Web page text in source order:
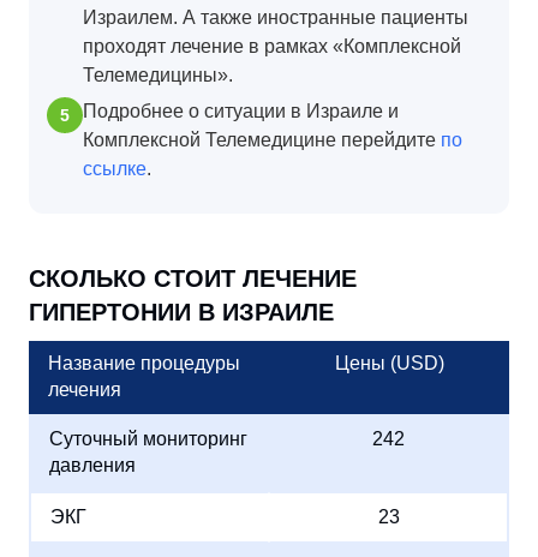
Израилем. А также иностранные пациенты
проходят лечение в рамках «Комплексной
Телемедицины».
Подробнее о ситуации в Израиле и
Комплексной Телемедицине перейдите по
ссылке.
СКОЛЬКО СТОИТ ЛЕЧЕНИЕ
ГИПЕРТОНИИ В ИЗРАИЛЕ
Название процедуры
лечения
Цены (USD)
Суточный мониторинг
давления
242
ЭКГ 23